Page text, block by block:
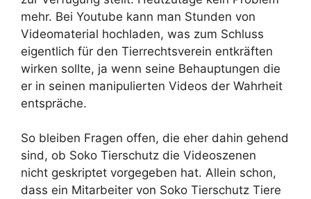
mehr. Bei Youtube kann man Stunden von
Videomaterial hochladen, was zum Schluss
eigentlich für den Tierrechtsverein entkräften
wirken sollte, ja wenn seine Behauptungen die
er in seinen manipulierten Videos der Wahrheit
entspräche.
So bleiben Fragen offen, die eher dahin gehend
sind, ob Soko Tierschutz die Videoszenen
nicht geskriptet vorgegeben hat. Allein schon,
dass ein Mitarbeiter von Soko Tierschutz Tiere